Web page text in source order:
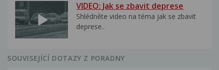
VIDEO: Jak se zbavit deprese
Shlédněte video na téma jak se zbavit
deprese..
SOUVISEJÍCÍ DOTAZY Z PORADNY